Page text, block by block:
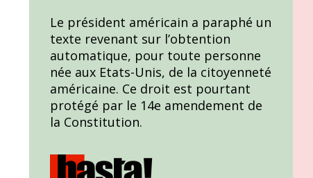
Le président américain a paraphé un
texte revenant sur l’obtention
automatique, pour toute personne
née aux Etats-Unis, de la citoyenneté
américaine. Ce droit est pourtant
protégé par le 14e amendement de
la Constitution.